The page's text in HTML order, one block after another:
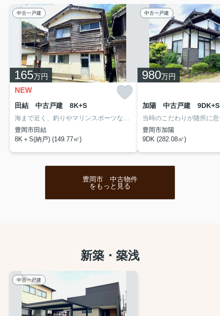
中古一戸建
165万円
NEW
田結 中古戸建 8K+S
豊岡市田結
8K＋S(納戸) (149.77㎡)
中古一戸建
980万円
加陽 中古戸建 9DK+S
豊岡市加陽
9DK (282.08㎡)
豊岡市 中古物件
をもっと見る
新築・築浅
中古一戸建